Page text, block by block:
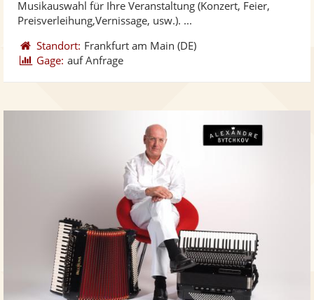
Musikauswahl für Ihre Veranstaltung (Konzert, Feier,
Preisverleihung,Vernissage, usw.). ...
Standort: Frankfurt am Main (DE)
Gage: auf Anfrage